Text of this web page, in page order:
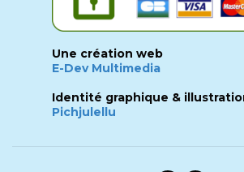
Une création web
E-Dev Multimedia
Identité graphique &
Pichjulellu